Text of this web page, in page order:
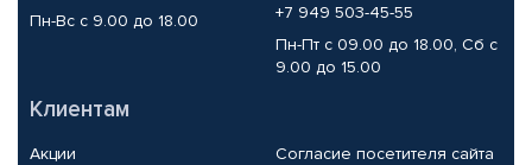
Пн-Вс с 9.00 до 18.00
+7 949 503-45-55
Пн-Пт с 09.00 до 18.00, Сб с
9.00 до 15.00
Клиентам
Акции
Согласие посетителя сайта